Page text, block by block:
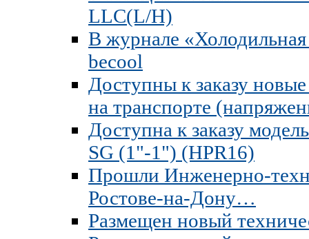
LLC(L/H)
В журнале
becool
Доступны к заказу
на транспорте
Доступна к заказу
SG (1"-1") (HPR16)
Прошли Инженерно-
Ростове-на-Дону…
Размещен новый